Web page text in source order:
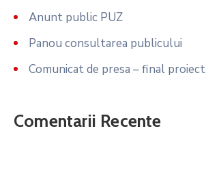
Anunt public PUZ
Panou consultarea publicului
Comunicat de presa – final proiect
Comentarii Recente